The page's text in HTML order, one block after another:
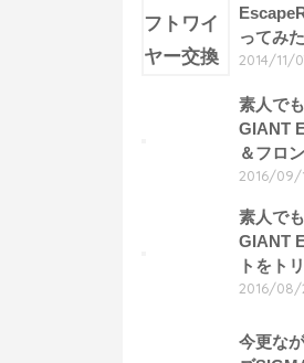
ってみた
2014/11/
素人で
GIANT
＆フロ
2016/09/
素人で
GIANT
トをト
2016/08/
今更な